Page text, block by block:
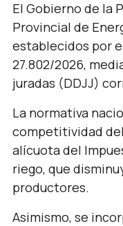
El Gobierno de la
Provincial de
establecidos por
27.802/2026,
juradas (DDJJ)
La normativa
competitividad
alícuota del
riego, que
productores.
Asimismo, se